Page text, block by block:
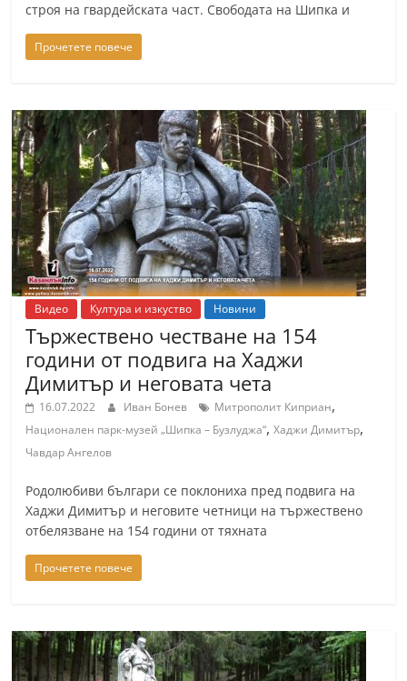
строя на гвардейската част. Свободата на Шипка и
Прочетете повече
Видео Култура и изкуство Новини
Тържествено честване на 154
години от подвига на Хаджи
Димитър и неговата чета
16.07.2022 Иван Бонев Митрополит Киприан,
Национален парк-музей „Шипка – Бузлуджа“,Хаджи Димитър,
Чавдар Ангелов
Родолюбиви българи се поклониха пред подвига на
Хаджи Димитър и неговите четници на тържествено
отбелязване на 154 години от тяхната
Прочетете повече